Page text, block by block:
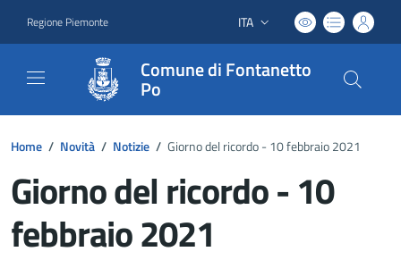
Regione Piemonte Lingua attiva:
ITA
Comune di Fontanetto
Po
Home / Novità / Notizie / Giorno del ricordo - 10 febbraio 2021
Giorno del ricordo - 10
febbraio 2021